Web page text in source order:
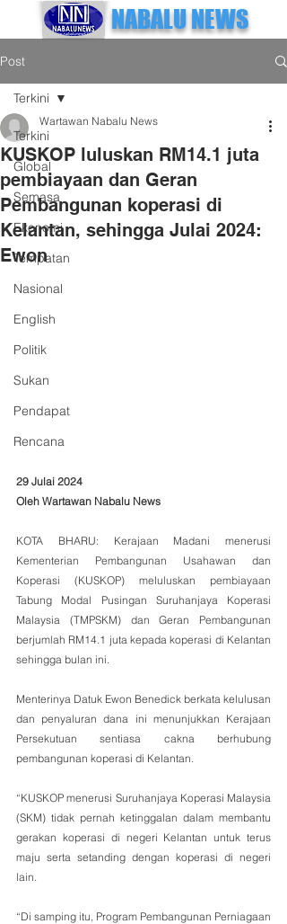
NABALU NEWS
Post
Terkini
Global
Semasa
Ekonomi
Tempatan
Nasional
English
Politik
Sukan
Pendapat
Rencana
Terkini
KUSKOP luluskan RM14.1 juta
pembiayaan dan Geran
Pembangunan koperasi di
Kelantan, sehingga Julai 2024:
Ewon
Wartawan Nabalu News
29 Julai 2024
Oleh Wartawan Nabalu News
KOTA BHARU: Kerajaan Madani menerusi
Kementerian Pembangunan Usahawan dan
Koperasi (KUSKOP) meluluskan pembiayaan
Tabung Modal Pusingan Suruhanjaya Koperasi
Malaysia (TMPSKM) dan Geran Pembangunan
berjumlah RM14.1 juta kepada koperasi di Kelantan
sehingga bulan ini.
Menterinya Datuk Ewon Benedick berkata kelulusan
dan penyaluran dana ini menunjukkan Kerajaan
Persekutuan sentiasa cakna berhubung
pembangunan koperasi di Kelantan.
“KUSKOP menerusi Suruhanjaya Koperasi Malaysia
(SKM) tidak pernah ketinggalan dalam membantu
gerakan koperasi di negeri Kelantan untuk terus
maju serta setanding dengan koperasi di negeri
lain.
“Di samping itu, Program Pembangunan Perniagaan